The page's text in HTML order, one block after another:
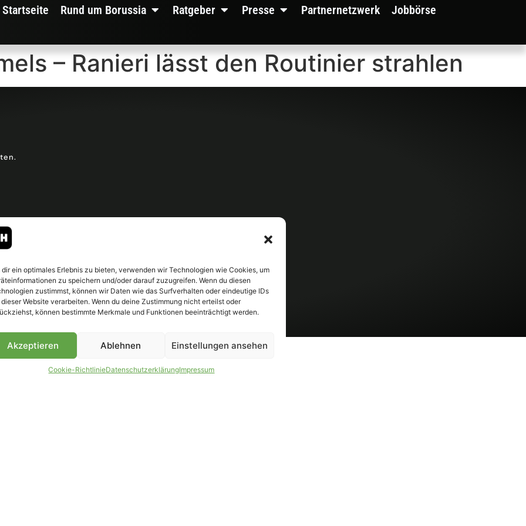
dir ein optimales Erlebnis zu bieten, verwenden wir Technologien wie Cookies, um
zu speichern und/oder darauf zuzugreifen. Wenn du diesen
zustimmst, können wir Daten wie das Surfverhalten oder eindeutige IDs
Website verarbeiten. Wenn du deine Zustimmung nicht erteilst oder
können bestimmte Merkmale und Funktionen beeinträchtigt werden.
Akzeptieren Ablehnen Einstellungen ansehen
Cookie-RichtlinieDatenschutzerklärungImpressum
Startseite Rund um Borussia Ratgeber Presse Partnernetzwerk Jobbörse
– Ranieri lässt den Routinier strahlen